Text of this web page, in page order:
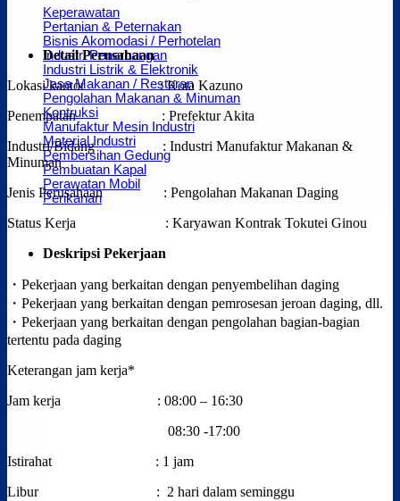
Keperawatan
Pertanian & Peternakan
Bisnis Akomodasi / Perhotelan
Industri Penerbangan
Industri Listrik & Elektronik
Jasa Makanan / Restoran
Pengolahan Makanan & Minuman
Kontruksi
Manufaktur Mesin Industri
Material Industri
Pembersihan Gedung
Pembuatan Kapal
Perawatan Mobil
Perikanan
Detail Perusahaan
Lokasi kantor : Kota Kazuno
Penempatan : Prefektur Akita
Industri/Bidang : Industri Manufaktur Makanan &
Minuman
Jenis Perusahaan : Pengolahan Makanan Daging
Status Kerja : Karyawan Kontrak Tokutei Ginou
Deskripsi Pekerjaan
・Pekerjaan yang berkaitan dengan penyembelihan daging
・Pekerjaan yang berkaitan dengan pemrosesan jeroan daging, dll.
・Pekerjaan yang berkaitan dengan pengolahan bagian-bagian
tertentu pada daging
Keterangan jam kerja*
Jam kerja : 08:00 – 16:30
08:30 -17:00
Istirahat : 1 jam
Libur : 2 hari dalam seminggu